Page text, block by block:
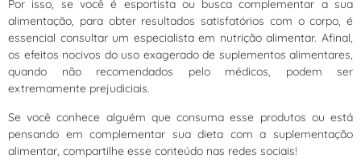
Por isso, se você é esportista ou busca complementar a sua
alimentação, para obter resultados satisfatórios com o corpo, é
essencial consultar um especialista em nutrição alimentar. Afinal,
os efeitos nocivos do uso exagerado de suplementos alimentares,
quando não recomendados pelo médicos, podem ser
extremamente prejudiciais.
Se você conhece alguém que consuma esse produtos ou está
pensando em complementar sua dieta com a suplementação
alimentar, compartilhe esse conteúdo nas redes sociais!